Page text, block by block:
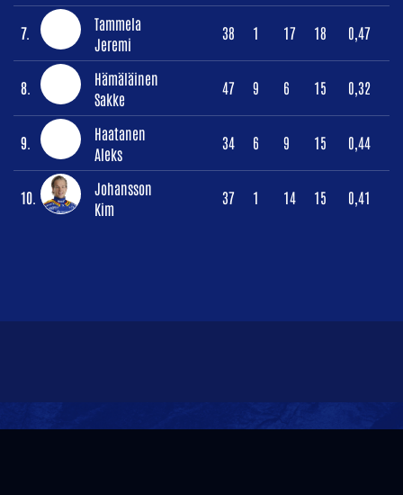
7.
Tammela
Jeremi
38 1 17 18 0,47
8.
Hämäläinen
Sakke
47 9 6 15 0,32
9.
Haatanen
Aleks
34 6 9 15 0,44
10.
Johansson
Kim
37 1 14 15 0,41